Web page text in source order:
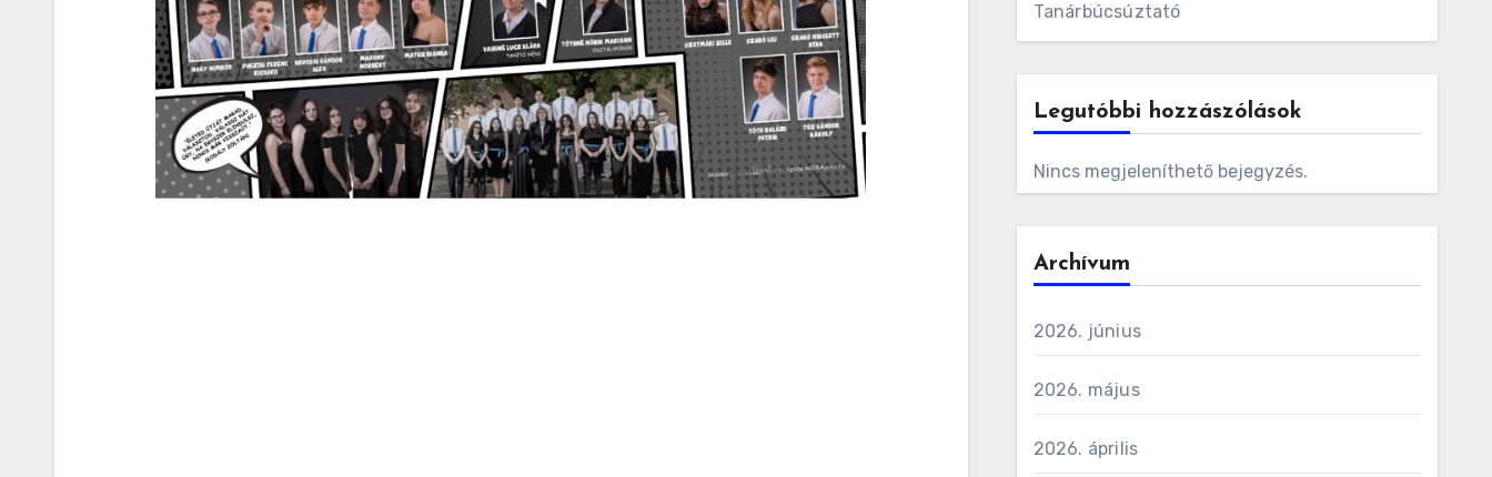
Tanárbúcsúztató
Legutóbbi hozzászólások
Nincs megjeleníthető bejegyzés.
Archívum
2026. június
2026. május
2026. április